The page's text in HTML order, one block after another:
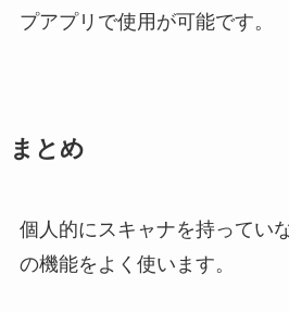
プアプリで使用が可能です。
まとめ
個人的にスキャナを持ってい
の機能をよく使います。